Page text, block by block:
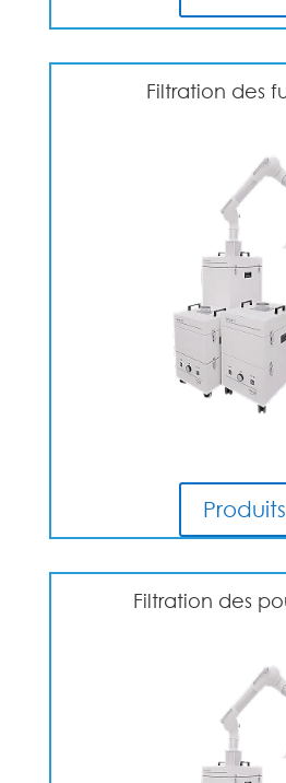
Filtration des
Produits
Filtration des